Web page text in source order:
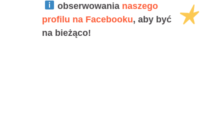
obserwowania naszego
profilu na Facebooku, aby być
na bieżąco!